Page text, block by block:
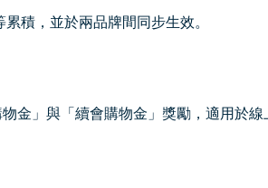
積，並於兩品牌間同步生效。
金」與「續會購物金」獎勵，適用於線